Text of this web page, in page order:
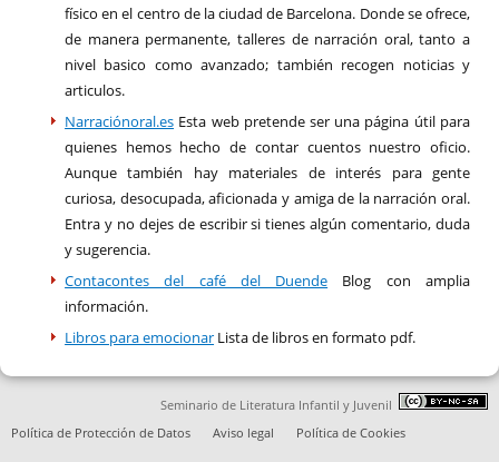
físico en el centro de la ciudad de Barcelona. Donde se ofrece,
de manera permanente, talleres de narración oral, tanto a
nivel basico como avanzado; también recogen noticias y
articulos.
Narraciónoral.es Esta web pretende ser una página útil para
quienes hemos hecho de contar cuentos nuestro oficio.
Aunque también hay materiales de interés para gente
curiosa, desocupada, aficionada y amiga de la narración oral.
Entra y no dejes de escribir si tienes algún comentario, duda
y sugerencia.
Contacontes del café del Duende Blog con amplia
información.
Libros para emocionar Lista de libros en formato pdf.
Seminario de Literatura Infantil y Juvenil
Política de Protección de Datos
Aviso legal Política de Cookies